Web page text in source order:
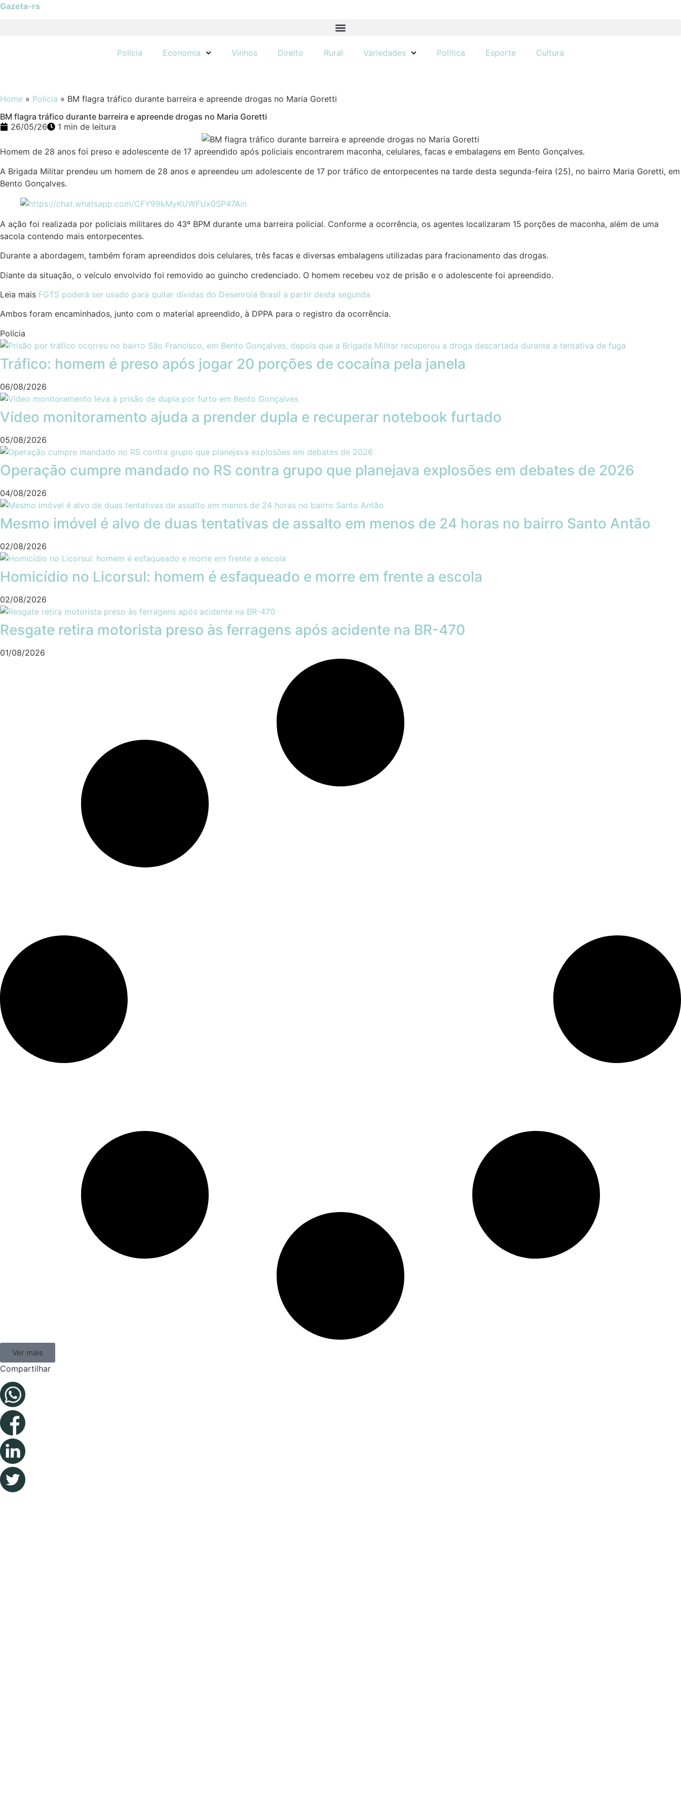
Gazeta-rs
Polícia Economia Vinhos Direito Rural Variedades Política Esporte Cultura
Home » Polícia » BM flagra tráfico durante barreira e apreende drogas no Maria Goretti
BM flagra tráfico durante barreira e apreende drogas no Maria Goretti
26/05/26
1 min de leitura
Homem de 28 anos foi preso e adolescente de 17 apreendido após policiais encontrarem maconha, celulares, facas e embalagens em Bento Gonçalves.
A Brigada Militar prendeu um homem de 28 anos e apreendeu um adolescente de 17 por tráfico de entorpecentes na tarde desta segunda-feira (25), no bairro Maria Goretti, em
Bento Gonçalves.
A ação foi realizada por policiais militares do 43º BPM durante uma barreira policial. Conforme a ocorrência, os agentes localizaram 15 porções de maconha, além de uma
sacola contendo mais entorpecentes.
Durante a abordagem, também foram apreendidos dois celulares, três facas e diversas embalagens utilizadas para fracionamento das drogas.
Diante da situação, o veículo envolvido foi removido ao guincho credenciado. O homem recebeu voz de prisão e o adolescente foi apreendido.
Leia mais FGTS poderá ser usado para quitar dívidas do Desenrola Brasil a partir desta segunda
Ambos foram encaminhados, junto com o material apreendido, à DPPA para o registro da ocorrência.
Polícia
Tráfico: homem é preso após jogar 20 porções de cocaína pela janela
06/08/2026
Vídeo monitoramento ajuda a prender dupla e recuperar notebook furtado
05/08/2026
Operação cumpre mandado no RS contra grupo que planejava explosões em debates de 2026
04/08/2026
Mesmo imóvel é alvo de duas tentativas de assalto em menos de 24 horas no bairro Santo Antão
02/08/2026
Homicídio no Licorsul: homem é esfaqueado e morre em frente a escola
02/08/2026
Resgate retira motorista preso às ferragens após acidente na BR-470
01/08/2026
Ver mais
Compartilhar